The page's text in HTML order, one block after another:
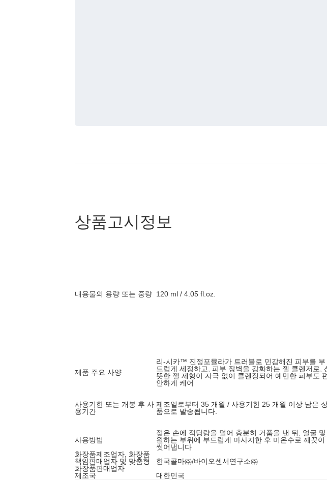
상품고시정보
내용물의 용량 또는 중량 120 ml / 4.05 fl.oz.
제품 주요 사양
리-시카™ 진정포뮬라가 트러블로 민감해진 피부를 부
드럽게 세정하고, 피부 장벽을 강화하는 젤 클렌저로,
뜻한 젤 제형이 자극 없이 클렌징되어 예민한 피부도
안하게 케어
사용기한 또는 개봉 후 사
용기간
제조일로부터 35 개월 / 사용기한 25 개월 이상 남은
품으로 발송됩니다.
사용방법
젖은 손에 적당량을 덜어 충분히 거품을 낸 뒤, 얼굴 및
원하는 부위에 부드럽게 마사지한 후 미온수로 깨끗이
씻어냅니다
화장품제조업자, 화장품
책임판매업자 및 맞춤형
화장품판매업자
한국콜마㈜/바이오센서연구소㈜
제조국
대한민국